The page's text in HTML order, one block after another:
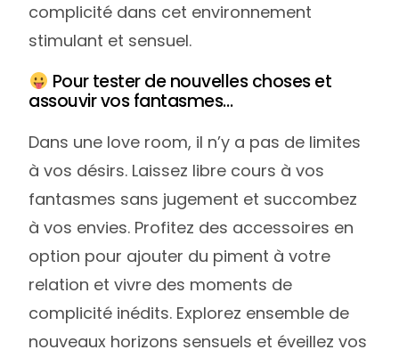
complicité dans cet environnement
stimulant et sensuel.
Pour tester de nouvelles choses et
assouvir vos fantasmes…
Dans une love room, il n’y a pas de limites
à vos désirs. Laissez libre cours à vos
fantasmes sans jugement et succombez
à vos envies. Profitez des accessoires en
option pour ajouter du piment à votre
relation et vivre des moments de
complicité inédits. Explorez ensemble de
nouveaux horizons sensuels et éveillez vos